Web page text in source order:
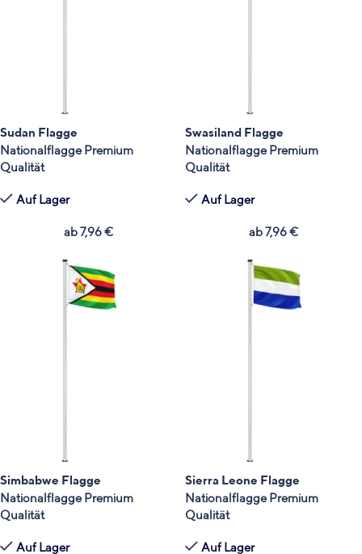
Sudan Flagge
Nationalflagge Premium
Qualität
Auf Lager
ab7,96€
Swasiland Flagge
Nationalflagge Premium
Qualität
Auf Lager
ab7,96€
Simbabwe Flagge
Nationalflagge Premium
Qualität
Auf Lager
Sierra Leone Flagge
Nationalflagge Premium
Qualität
Auf Lager